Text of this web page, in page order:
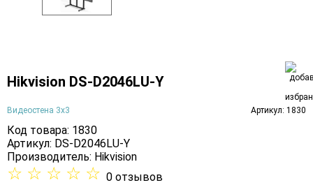
Hikvision DS-D2046LU-Y
Видеостена 3х3 Артикул: 1830
Код товара: 1830
Артикул: DS-D2046LU-Y
Производитель: Hikvision
☆ ☆ ☆ ☆ ☆ 0 отзывов